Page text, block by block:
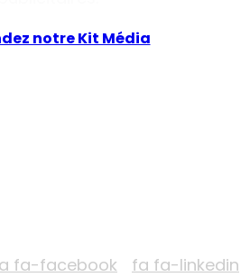
notre Kit Média
fa-facebook fa fa-linkedin